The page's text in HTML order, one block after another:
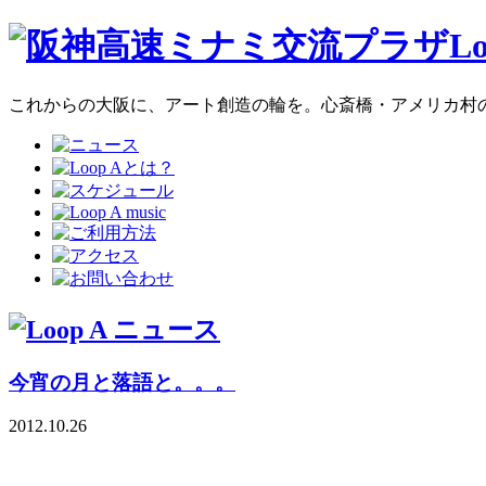
これからの大阪に、アート創造の輪を。心斎橋・アメリカ村
今宵の月と落語と。。。
2012.10.26